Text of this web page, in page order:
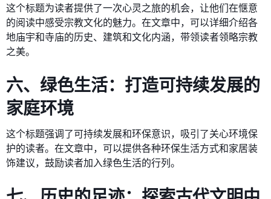
这个标题为读者提供了一次心灵之旅的机会，让他们在惬意
的阅读中感受宗教文化的魅力。在文章中，可以详细介绍各
地庙宇和寺庙的历史、建筑和文化内涵，带领读者领略宗教
之美。
六、绿色生活：打造可持续发展的
家庭环境
这个标题强调了可持续发展和环保意识，吸引了关心环境保
护的读者。在文章中，可以提供各种环保生活方式和家居装
饰建议，鼓励读者加入绿色生活的行列。